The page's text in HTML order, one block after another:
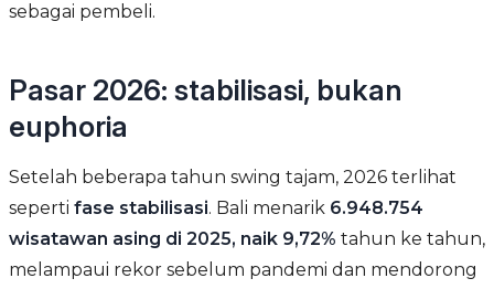
sebagai pembeli.
Pasar 2026: stabilisasi, bukan
euphoria
Setelah beberapa tahun swing tajam, 2026 terlihat
seperti fase stabilisasi. Bali menarik 6.948.754
wisatawan asing di 2025, naik 9,72% tahun ke tahun,
melampaui rekor sebelum pandemi dan mendorong